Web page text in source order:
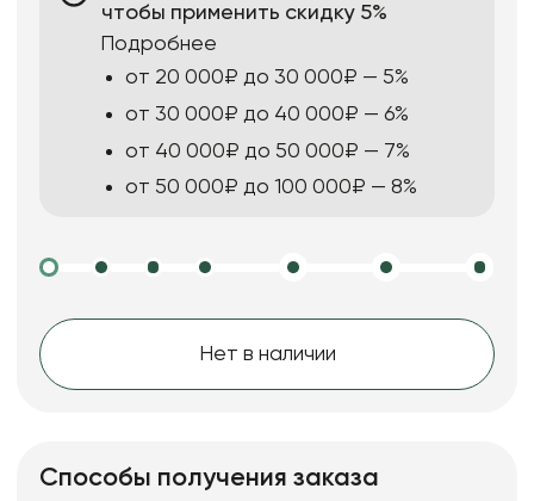
чтобы применить скидку 5%
Подробнее
от 20 000₽ до 30 000₽ — 5%
от 30 000₽ до 40 000₽ — 6%
от 40 000₽ до 50 000₽ — 7%
от 50 000₽ до 100 000₽ — 8%
Нет в наличии
Способы получения заказа